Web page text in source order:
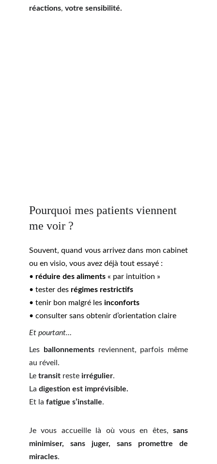
réactions, votre sensibilité.
Pourquoi mes patients viennent
me voir ?
Souvent, quand vous arrivez dans mon cabinet
ou en visio, vous avez déjà tout essayé :
• réduire des aliments « par intuition »
• tester des régimes restrictifs
• tenir bon malgré les inconforts
• consulter sans obtenir d’orientation claire
Et pourtant…
Les ballonnements reviennent, parfois même
au réveil.
Le transit reste irrégulier.
La digestion est imprévisible.
Et la fatigue s’installe.
Je vous accueille là où vous en êtes, sans
minimiser, sans juger, sans promettre de
miracles.